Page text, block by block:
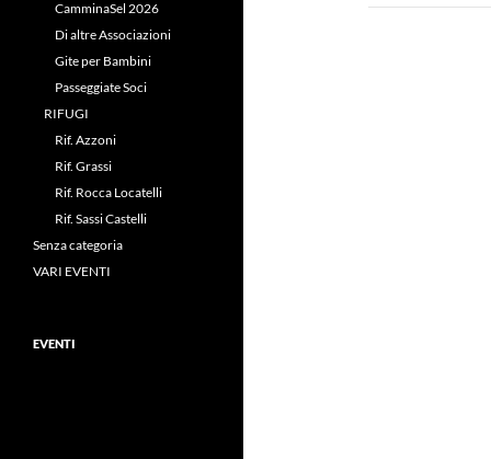
CamminaSel 2026
Di altre Associazioni
Gite per Bambini
Passeggiate Soci
RIFUGI
Rif. Azzoni
Rif. Grassi
Rif. Rocca Locatelli
Rif. Sassi Castelli
Senza categoria
VARI EVENTI
EVENTI